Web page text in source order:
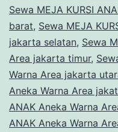
Sewa MEJA KURSI
barat, Sewa MEJA
jakarta selatan, Sewa
Area jakarta timur,
Warna Area jakarta
Aneka Warna Area
ANAK Aneka Warna
ANAK Aneka Warna